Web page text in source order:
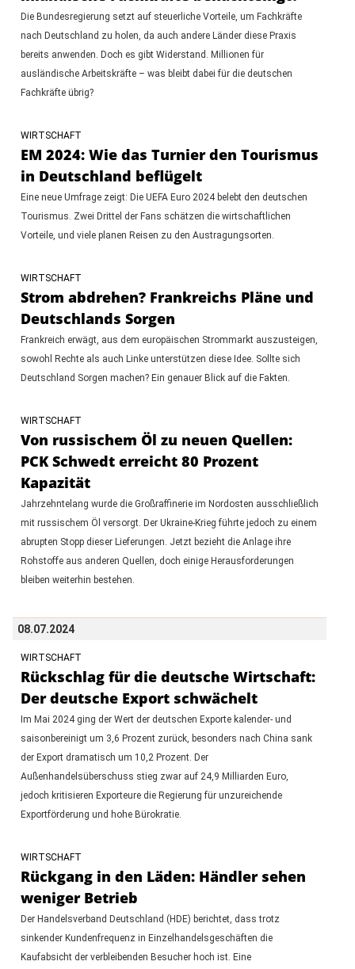
Die Bundesregierung setzt auf steuerliche Vorteile, um Fachkräfte
nach Deutschland zu holen, da auch andere Länder diese Praxis
bereits anwenden. Doch es gibt Widerstand. Millionen für
ausländische Arbeitskräfte – was bleibt dabei für die deutschen
Fachkräfte übrig?
WIRTSCHAFT
EM 2024: Wie das Turnier den Tourismus
in Deutschland beflügelt
Eine neue Umfrage zeigt: Die UEFA Euro 2024 belebt den deutschen
Tourismus. Zwei Drittel der Fans schätzen die wirtschaftlichen
Vorteile, und viele planen Reisen zu den Austragungsorten.
WIRTSCHAFT
Strom abdrehen? Frankreichs Pläne und
Deutschlands Sorgen
Frankreich erwägt, aus dem europäischen Strommarkt auszusteigen,
sowohl Rechte als auch Linke unterstützen diese Idee. Sollte sich
Deutschland Sorgen machen? Ein genauer Blick auf die Fakten.
WIRTSCHAFT
Von russischem Öl zu neuen Quellen:
PCK Schwedt erreicht 80 Prozent
Kapazität
Jahrzehntelang wurde die Großraffinerie im Nordosten ausschließlich
mit russischem Öl versorgt. Der Ukraine-Krieg führte jedoch zu einem
abrupten Stopp dieser Lieferungen. Jetzt bezieht die Anlage ihre
Rohstoffe aus anderen Quellen, doch einige Herausforderungen
bleiben weiterhin bestehen.
08.07.2024
WIRTSCHAFT
Rückschlag für die deutsche Wirtschaft:
Der deutsche Export schwächelt
Im Mai 2024 ging der Wert der deutschen Exporte kalender- und
saisonbereinigt um 3,6 Prozent zurück, besonders nach China sank
der Export dramatisch um 10,2 Prozent. Der
Außenhandelsüberschuss stieg zwar auf 24,9 Milliarden Euro,
jedoch kritisieren Exporteure die Regierung für unzureichende
Exportförderung und hohe Bürokratie.
WIRTSCHAFT
Rückgang in den Läden: Händler sehen
weniger Betrieb
Der Handelsverband Deutschland (HDE) berichtet, dass trotz
sinkender Kundenfrequenz in Einzelhandelsgeschäften die
Kaufabsicht der verbleibenden Besucher hoch ist. Eine